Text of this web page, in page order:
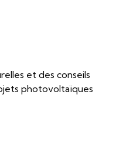
et des conseils
photovoltaïques